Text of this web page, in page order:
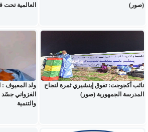
(صور)
العالمية تحت
نائب أكجوجت: تفوق إينشيري ثمرة لنجاح
المدرسة الجمهورية (صور)
ولد المعيوف
الغزواني جسّد
والتنمية